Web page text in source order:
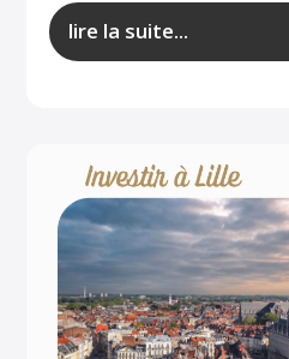
lire la suite...